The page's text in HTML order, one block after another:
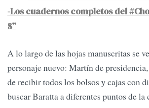
-Los cuadernos completos del
8”
A lo largo de las hojas manuscritas se
personaje nuevo: Martín de
de recibir todos los bolsos y cajas con
buscar Baratta a diferentes puntos de